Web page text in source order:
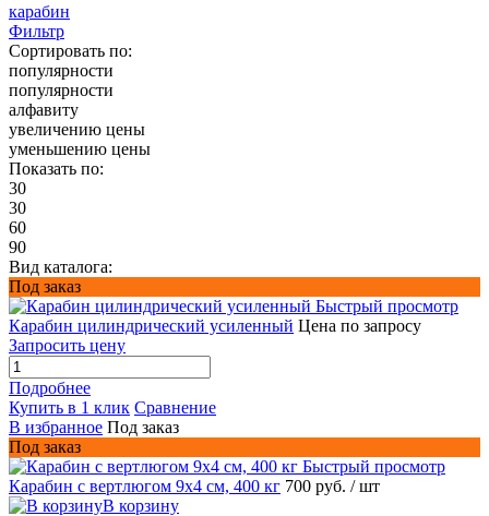
карабин
Фильтр
Сортировать по:
популярности
популярности
алфавиту
увеличению цены
уменьшению цены
Показать по:
30
30
60
90
Вид каталога:
Под заказ
Быстрый просмотр
Карабин цилиндрический усиленный Цена по запросу
Запросить цену
Подробнее
Купить в 1 клик Сравнение
В избранное Под заказ
Под заказ
Быстрый просмотр
Карабин с вертлюгом 9x4 см, 400 кг 700 руб. / шт
В корзину